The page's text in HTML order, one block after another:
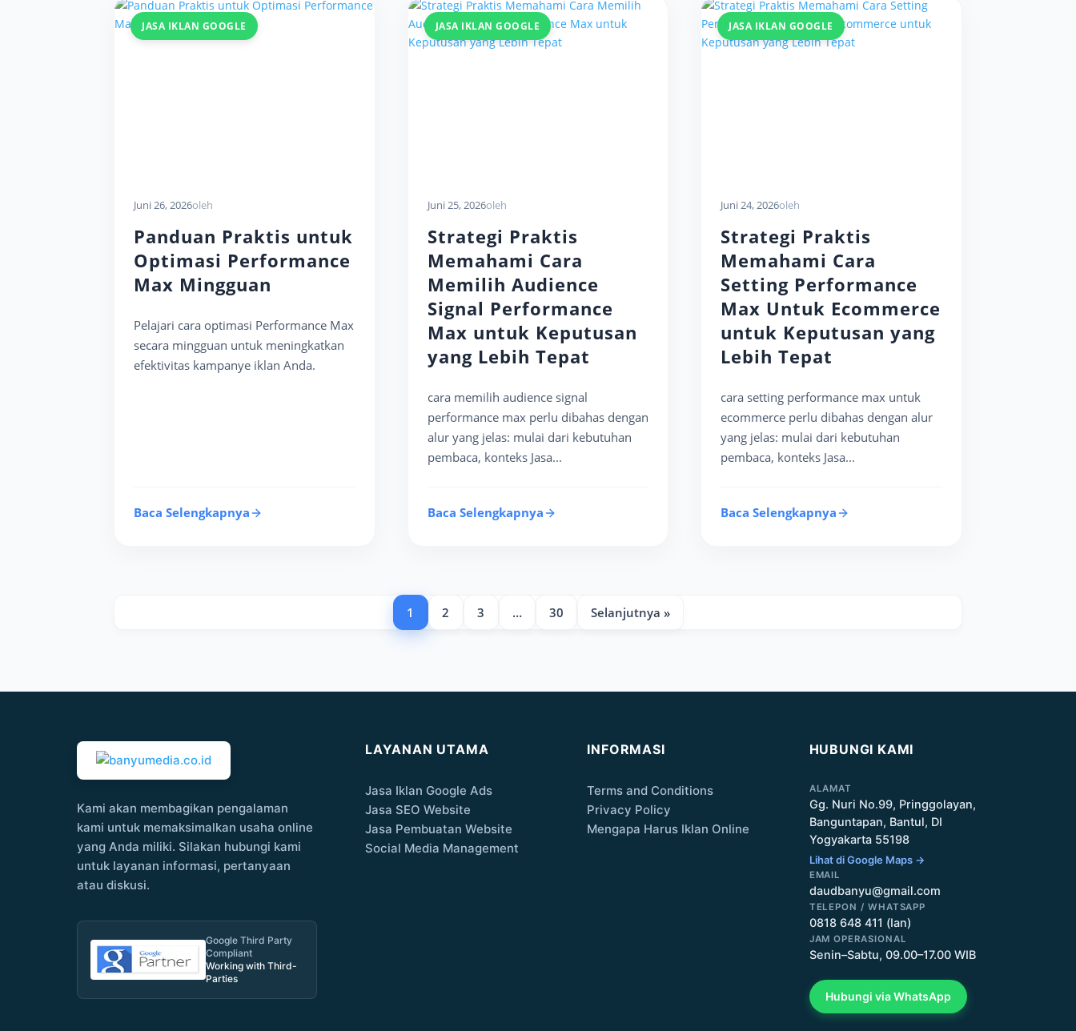
JASA IKLAN GOOGLE
Juni 26, 2026oleh
Panduan Praktis untuk
Optimasi Performance
Max Mingguan
Pelajari cara optimasi Performance Max
secara mingguan untuk meningkatkan
efektivitas kampanye iklan Anda.
Baca Selengkapnya
JASA IKLAN GOOGLE
Juni 25, 2026oleh
Strategi Praktis
Memahami Cara
Memilih Audience
Signal Performance
Max untuk Keputusan
yang Lebih Tepat
cara memilih audience signal
performance max perlu dibahas dengan
alur yang jelas: mulai dari kebutuhan
pembaca, konteks Jasa...
Baca Selengkapnya
JASA IKLAN GOOGLE
Juni 24, 2026oleh
Strategi Praktis
Memahami Cara
Setting Performance
Max Untuk Ecommerce
untuk Keputusan yang
Lebih Tepat
cara setting performance max untuk
ecommerce perlu dibahas dengan alur
yang jelas: mulai dari kebutuhan
pembaca, konteks Jasa...
Baca Selengkapnya
1 2 3 … 30 Selanjutnya »
Kami akan membagikan pengalaman
kami untuk memaksimalkan usaha online
yang Anda miliki. Silakan hubungi kami
untuk layanan informasi, pertanyaan
atau diskusi.
Google Third Party
Compliant
Working with Third-
Parties
LAYANAN UTAMA
Jasa Iklan Google Ads
Jasa SEO Website
Jasa Pembuatan Website
Social Media Management
INFORMASI
Terms and Conditions
Privacy Policy
Mengapa Harus Iklan Online
HUBUNGI KAMI
ALAMAT
Gg. Nuri No.99, Pringgolayan,
Banguntapan, Bantul, DI
Yogyakarta 55198
Lihat di Google Maps →
EMAIL
daudbanyu@gmail.com
TELEPON / WHATSAPP
0818 648 411 (Ian)
JAM OPERASIONAL
Senin–Sabtu, 09.00–17.00 WIB
Hubungi via WhatsApp